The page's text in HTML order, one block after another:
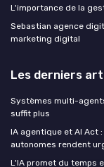
L'importance de la
Sebastian agence
marketing digital
Les derniers
Systèmes multi-
suffit plus
IA agentique et AI Act
autonomes rendent
L'IA promet du temps